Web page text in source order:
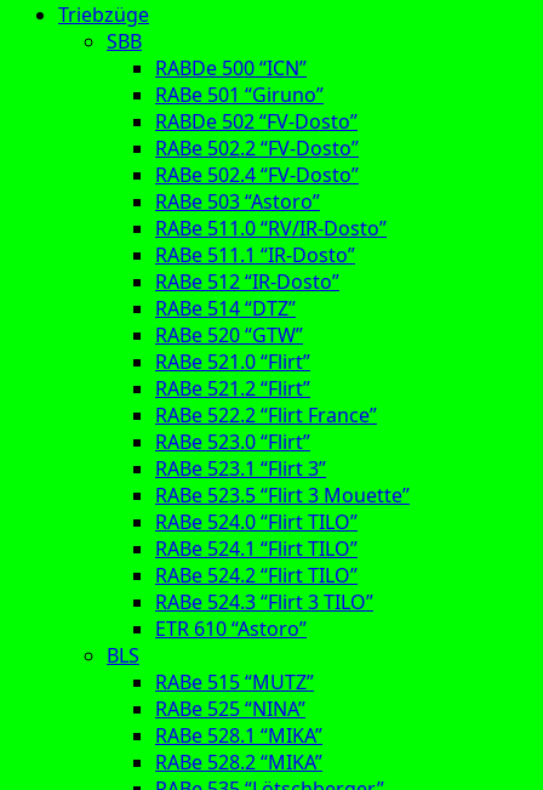
Triebzüge
SBB
RABDe 500 “ICN”
RABe 501 “Giruno”
RABDe 502 “FV-Dosto”
RABe 502.2 “FV-Dosto”
RABe 502.4 “FV-Dosto”
RABe 503 “Astoro”
RABe 511.0 “RV/IR-Dosto”
RABe 511.1 “IR-Dosto”
RABe 512 “IR-Dosto”
RABe 514 “DTZ”
RABe 520 “GTW”
RABe 521.0 “Flirt”
RABe 521.2 “Flirt”
RABe 522.2 “Flirt France”
RABe 523.0 “Flirt”
RABe 523.1 “Flirt 3”
RABe 523.5 “Flirt 3 Mouette”
RABe 524.0 “Flirt TILO”
RABe 524.1 “Flirt TILO”
RABe 524.2 “Flirt TILO”
RABe 524.3 “Flirt 3 TILO”
ETR 610 “Astoro”
BLS
RABe 515 “MUTZ”
RABe 525 “NINA”
RABe 528.1 “MIKA”
RABe 528.2 “MIKA”